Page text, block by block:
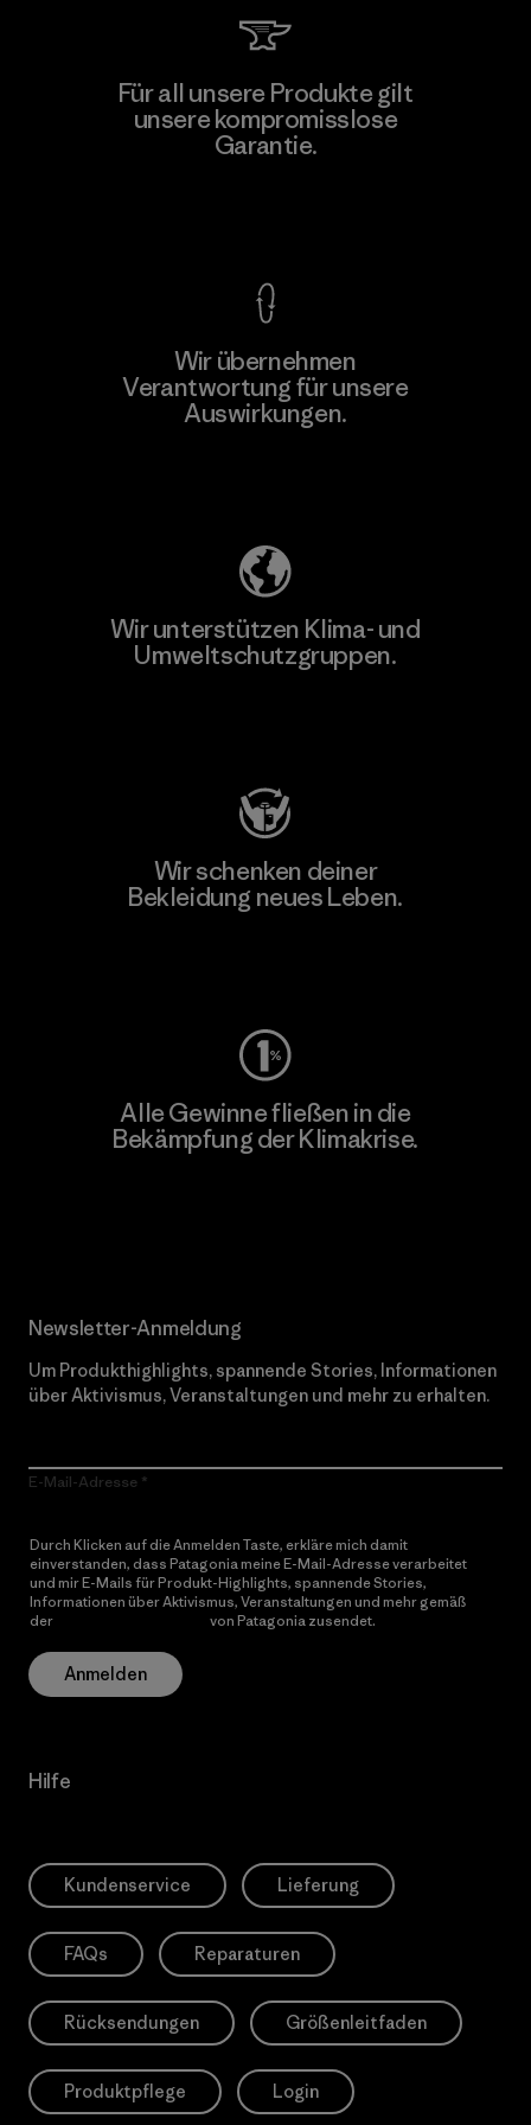
MAS Active (Pvt) Ltd - Sleekline
Für all unsere Produkte gilt
unsere kompromisslose
Garantie.
Wir übernehmen
Verantwortung für unsere
Auswirkungen.
Wir unterstützen Klima- und
Umweltschutzgruppen.
Wir schenken deiner
Bekleidung neues Leben.
Alle Gewinne fließen in die
Bekämpfung der Klimakrise.
Newsletter-Anmeldung
Um Produkthighlights, spannende Stories, Informationen
über Aktivismus, Veranstaltungen und mehr zu erhalten.
E-Mail-Adresse
Durch Klicken auf die Anmelden Taste, erkläre mich damit
einverstanden, dass Patagonia meine E-Mail-Adresse verarbeitet
und mir E-Mails für Produkt-Highlights, spannende Stories,
Informationen über Aktivismus, Veranstaltungen und mehr gemäß
der
von Patagonia zusendet.
Anmelden
Hilfe
Kundenservice Lieferung
FAQs Reparaturen
Rücksendungen Größenleitfaden
Produktpflege Login